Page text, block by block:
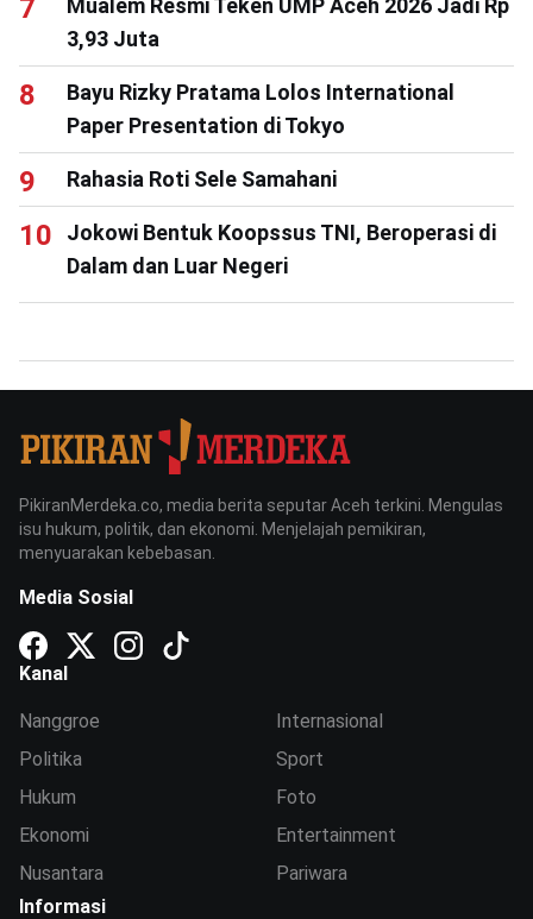
Mualem Resmi Teken UMP Aceh 2026 Jadi Rp
3,93 Juta
Bayu Rizky Pratama Lolos International
Paper Presentation di Tokyo
Rahasia Roti Sele Samahani
Jokowi Bentuk Koopssus TNI, Beroperasi di
Dalam dan Luar Negeri
PikiranMerdeka.co, media berita seputar Aceh terkini. Mengulas
isu hukum, politik, dan ekonomi. Menjelajah pemikiran,
menyuarakan kebebasan.
Media Sosial
Kanal
Nanggroe
Politika
Hukum
Ekonomi
Nusantara
Internasional
Sport
Foto
Entertainment
Pariwara
Informasi